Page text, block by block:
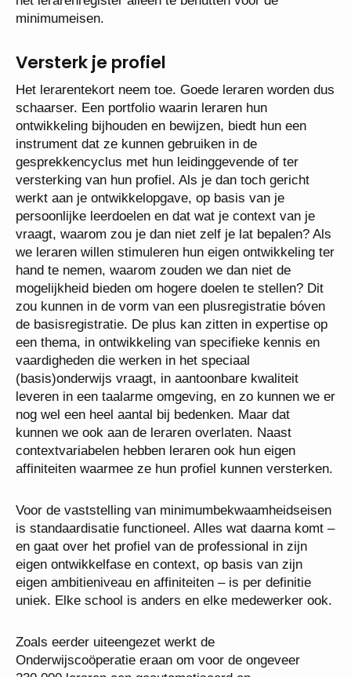
minimumeisen.
Versterk je profiel
Het lerarentekort neem toe. Goede leraren worden dus
schaarser. Een portfolio waarin leraren hun
ontwikkeling bijhouden en bewijzen, biedt hun een
instrument dat ze kunnen gebruiken in de
gesprekkencyclus met hun leidinggevende of ter
versterking van hun profiel. Als je dan toch gericht
werkt aan je ontwikkelopgave, op basis van je
persoonlijke leerdoelen en dat wat je context van je
vraagt, waarom zou je dan niet zelf je lat bepalen? Als
we leraren willen stimuleren hun eigen ontwikkeling ter
hand te nemen, waarom zouden we dan niet de
mogelijkheid bieden om hogere doelen te stellen? Dit
zou kunnen in de vorm van een plusregistratie bóven
de basisregistratie. De plus kan zitten in expertise op
een thema, in ontwikkeling van specifieke kennis en
vaardigheden die werken in het speciaal
(basis)onderwijs vraagt, in aantoonbare kwaliteit
leveren in een taalarme omgeving, en zo kunnen we er
nog wel een heel aantal bij bedenken. Maar dat
kunnen we ook aan de leraren overlaten. Naast
contextvariabelen hebben leraren ook hun eigen
affiniteiten waarmee ze hun profiel kunnen versterken.
Voor de vaststelling van minimumbekwaamheidseisen
is standaardisatie functioneel. Alles wat daarna komt –
en gaat over het profiel van de professional in zijn
eigen ontwikkelfase en context, op basis van zijn
eigen ambitieniveau en affiniteiten – is per definitie
uniek. Elke school is anders en elke medewerker ook.
Zoals eerder uiteengezet werkt de
Onderwijscoöperatie eraan om voor de ongeveer